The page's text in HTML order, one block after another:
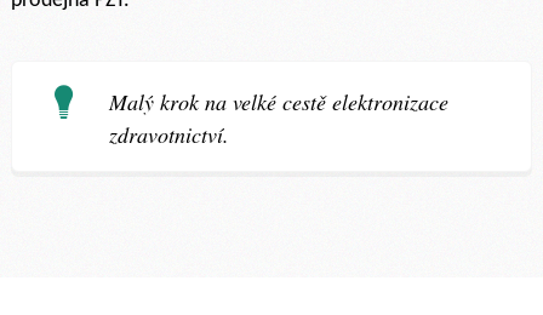
Malý krok na velké cestě elektronizace
zdravotnictví.